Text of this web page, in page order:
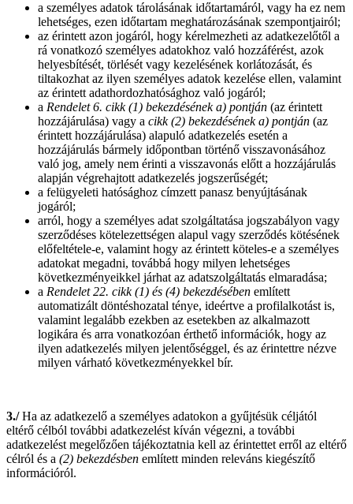
a személyes adatok tárolásának időtartamáról, vagy ha ez nem
lehetséges, ezen időtartam meghatározásának szempontjairól;
az érintett azon jogáról, hogy kérelmezheti az adatkezelőtől a
rá vonatkozó személyes adatokhoz való hozzáférést, azok
helyesbítését, törlését vagy kezelésének korlátozását, és
tiltakozhat az ilyen személyes adatok kezelése ellen, valamint
az érintett adathordozhatósághoz való jogáról;
a Rendelet 6. cikk (1) bekezdésének a) pontján (az érintett
hozzájárulása) vagy a cikk (2) bekezdésének a) pontján (az
érintett hozzájárulása) alapuló adatkezelés esetén a
hozzájárulás bármely időpontban történő visszavonásához
való jog, amely nem érinti a visszavonás előtt a hozzájárulás
alapján végrehajtott adatkezelés jogszerűségét;
a felügyeleti hatósághoz címzett panasz benyújtásának
jogáról;
arról, hogy a személyes adat szolgáltatása jogszabályon vagy
szerződéses kötelezettségen alapul vagy szerződés kötésének
előfeltétele-e, valamint hogy az érintett köteles-e a személyes
adatokat megadni, továbbá hogy milyen lehetséges
következményeikkel járhat az adatszolgáltatás elmaradása;
a Rendelet 22. cikk (1) és (4) bekezdésében említett
automatizált döntéshozatal ténye, ideértve a profilalkotást is,
valamint legalább ezekben az esetekben az alkalmazott
logikára és arra vonatkozóan érthető információk, hogy az
ilyen adatkezelés milyen jelentőséggel, és az érintettre nézve
milyen várható következményekkel bír.
3./Ha az adatkezelő a személyes adatokon a gyűjtésük céljától
eltérő célból további adatkezelést kíván végezni, a további
adatkezelést megelőzően tájékoztatnia kell az érintettet erről az eltérő
célról és a (2) bekezdésben említett minden releváns kiegészítő
információról.